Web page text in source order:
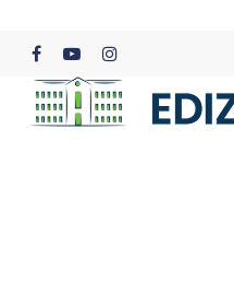
content
facebookyoutubeinstagram